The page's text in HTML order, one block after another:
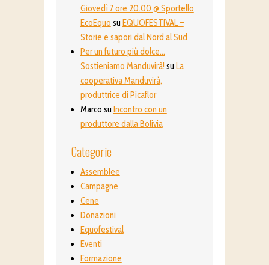
Giovedì 7 ore 20.00 @ Sportello
EcoEquo su EQUOFESTIVAL –
Storie e sapori dal Nord al Sud
Per un futuro più dolce…
Sostieniamo Manduvirà! su La
cooperativa Manduvirà,
produttrice di Picaflor
Marco su Incontro con un
produttore dalla Bolivia
Categorie
Assemblee
Campagne
Cene
Donazioni
Equofestival
Eventi
Formazione